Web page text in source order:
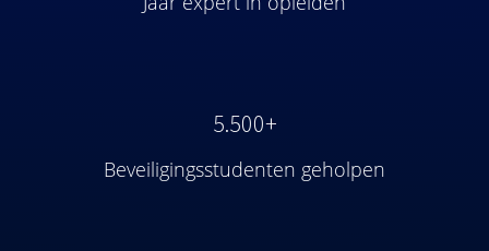
5.500+
Beveiligingsstudenten geholpen